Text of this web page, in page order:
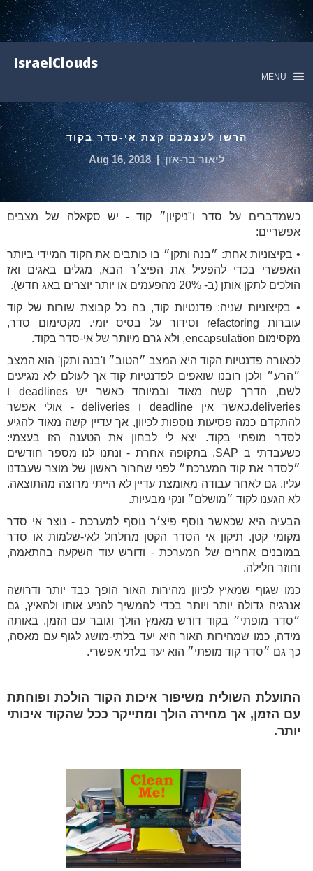
IsraelClouds
MENU
הרשו לעצמכם קצת אי-סדר בקוד
ליאור בר-און |
Aug 16, 2018
כשמדברים על סדר ו"ניקיון״ קוד - יש סקאלה של מצבים
אפשריים:
• בקיצוניות אחת: ״בנה ותקן״ בו כותבים את הקוד המיידי ביותר
האפשרי בכדי להפעיל את הפיצ׳ר הבא, מגלים באגים ואז
הולכים לתקן אותן (ב- 20% מהפעמים או יותר יוצרים באג חדש).
• בקיצוניות שניה: פדנטיות קוד, בה כל קבוצת שורות של קוד
עוברות refactoring וסידור על בסיס יומי. מקסימום סדר,
מקסימום encapsulation, ולא גרם מיותר של אי-סדר בקוד.
לכאורה פדנטיות הקוד היא המצב ״הטוב״ ו'בנה ותקן' הוא המצב
״הרע״ ולכן רובנו שואפים לפדנטיות קוד אך לעולם לא מגיעים
לשם, הדרך קשה מאוד ובמיוחד כאשר יש deadlines ו
deliveries.כאשר אין deadline ו deliveries - אולי אפשר
להתקדם כמה פסיעות נוספות לכיוון, אך עדיין קשה מאוד להגיע
לסדר מופתי בקוד. יצא לי לבחון את הטענה הזו בעצמי:
כשעבדתי ב SAP, בתקופה אחרת - ונתנו לנו מספר חודשים
״לסדר את קוד המערכת״ לפני שחרור ראשון של מוצר שעבדנו
עליו. גם לאחר עבודה מאומצת עדיין לא הייתי מרוצה מהתוצאה.
לא הגענו לקוד ״מושלם״ ונקי מבעיות.
הבעיה היא שכאשר נוסף פיצ׳ר נוסף למערכת - נוצר אי סדר
מקומי קטן. תיקון אי הסדר הקטן מחלחל לאי-שלמות או סדר
במובנים אחרים של המערכת - ודורש עוד השקעה בהתאמה,
וחוזר חלילה.
כמו שגוף שמאיץ לכיוון מהירות האור הופך כבד יותר ודרושה
אנרגיה גדולה יותר ויותר בכדי להמשיך להניע אותו ולהאיץ, גם
״סדר מופתי״ בקוד דורש מאמץ הולך וגובר עם הזמן. באותה
מידה, כמו שמהירות האור היא יעד בלתי-מושג לגוף עם מאסה,
כך גם ״סדר קוד מופתי״ הוא יעד בלתי אפשרי.
התועלת השולית משיפור איכות הקוד הולכת ופוחתת
עם הזמן, אך מחירה הולך ומתייקר ככל שהקוד איכותי
יותר.